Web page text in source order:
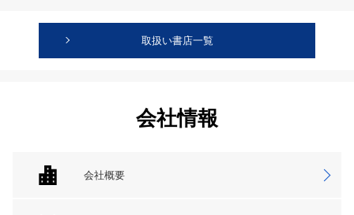
取扱い書店一覧
会社情報
会社概要